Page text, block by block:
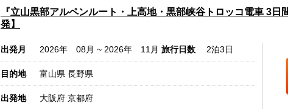
『立山黒部アルペンルート・上高地・黒部峡谷トロッコ電車 3
発】
出発月 2026年 08月 ~ 2026年 11月 旅行日数 2泊3日
目的地 富山県 長野県
出発地 大阪府 京都府